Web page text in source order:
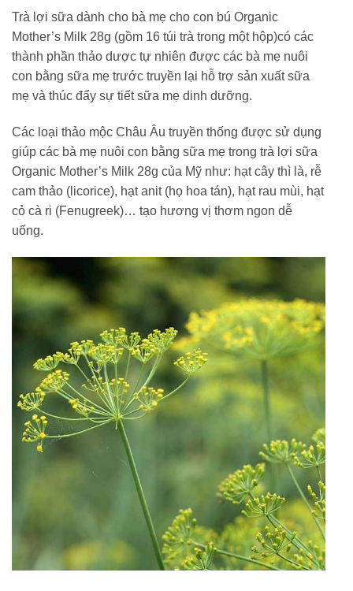
Trà lợi sữa dành cho bà mẹ cho con bú Organic
Mother’s Milk 28g (gồm 16 túi trà trong một hộp)có các
thành phần thảo dược tự nhiên được các bà mẹ nuôi
con bằng sữa mẹ trước truyền lại hỗ trợ sản xuất sữa
mẹ và thúc đẩy sự tiết sữa mẹ dinh dưỡng.
Các loại thảo mộc Châu Âu truyền thống được sử dụng
giúp các bà mẹ nuôi con bằng sữa mẹ trong trà lợi sữa
Organic Mother’s Milk 28g của Mỹ như: hạt cây thì là, rễ
cam thảo (licorice), hạt anit (họ hoa tán), hạt rau mùi, hạt
cỏ cà ri (Fenugreek)… tạo hương vị thơm ngon dễ
uống.